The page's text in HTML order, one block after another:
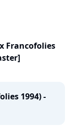
Francofolies
1994) -